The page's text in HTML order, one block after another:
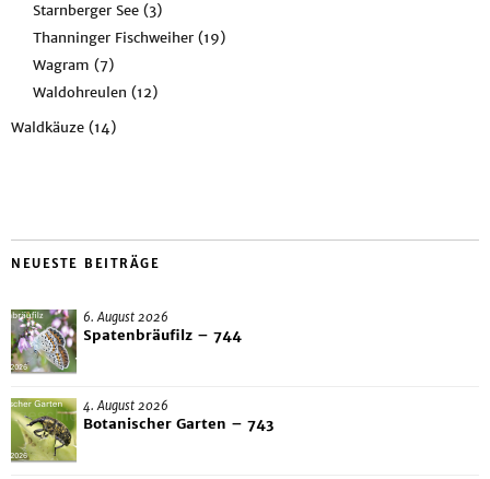
Starnberger See (3)
Thanninger Fischweiher (19)
Wagram (7)
Waldohreulen (12)
Waldkäuze (14)
NEUESTE BEITRÄGE
6. August 2026
Spatenbräufilz – 744
4. August 2026
Botanischer Garten – 743